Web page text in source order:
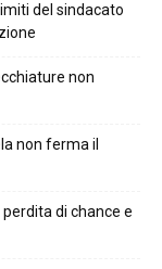
del sindacato
non
non ferma il
di chance e